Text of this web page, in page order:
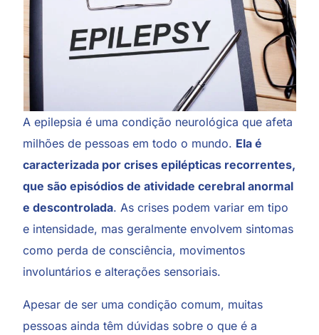
A epilepsia é uma condição neurológica que afeta
milhões de pessoas em todo o mundo. Ela é
caracterizada por crises epilépticas recorrentes,
que são episódios de atividade cerebral anormal
e descontrolada. As crises podem variar em tipo
e intensidade, mas geralmente envolvem sintomas
como perda de consciência, movimentos
involuntários e alterações sensoriais.
Apesar de ser uma condição comum, muitas
pessoas ainda têm dúvidas sobre o que é a